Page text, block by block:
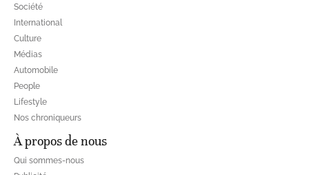
Société
International
Culture
Médias
Automobile
People
Lifestyle
Nos chroniqueurs
À propos de nous
Qui sommes-nous